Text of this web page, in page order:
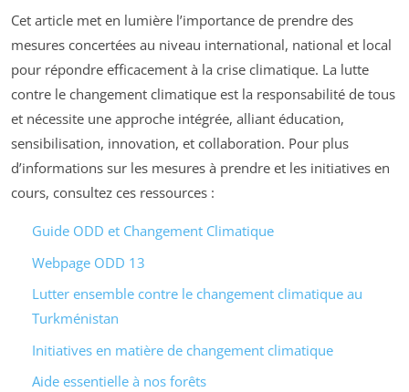
Cet article met en lumière l’importance de prendre des
mesures concertées au niveau international, national et local
pour répondre efficacement à la crise climatique. La lutte
contre le changement climatique est la responsabilité de tous
et nécessite une approche intégrée, alliant éducation,
sensibilisation, innovation, et collaboration. Pour plus
d’informations sur les mesures à prendre et les initiatives en
cours, consultez ces ressources :
Guide ODD et Changement Climatique
Webpage ODD 13
Lutter ensemble contre le changement climatique au
Turkménistan
Initiatives en matière de changement climatique
Aide essentielle à nos forêts